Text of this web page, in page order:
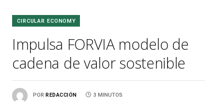
CIRCULAR ECONOMY
Impulsa FORVIA modelo de
cadena de valor sostenible
POR REDACCIÓN 3 MINUTOS